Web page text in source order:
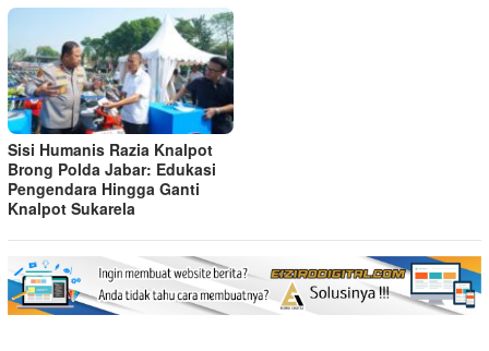
Sisi Humanis Razia Knalpot
Brong Polda Jabar: Edukasi
Pengendara Hingga Ganti
Knalpot Sukarela